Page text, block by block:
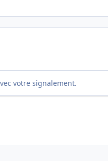
votre signalement.